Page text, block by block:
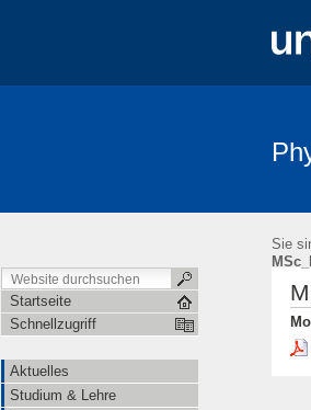
Sie
Startseite
Schnellzugriff
Aktuelles
Studium & Lehre